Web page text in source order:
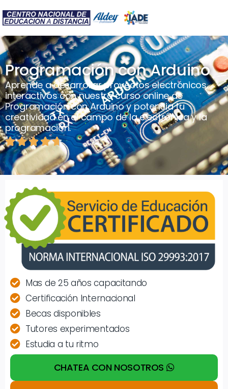
Programación con Arduino
Aprende a desarrollar proyectos electrónicos
interactivos con nuestro curso online de
Programación con Arduino y potencia tu
creatividad en el campo de la electrónica y la
programación.

Mas de 25 años capacitando
Certificación Internacional
Becas disponibles
Tutores experimentados
Estudia a tu ritmo
CHATEA CON NOSOTROS